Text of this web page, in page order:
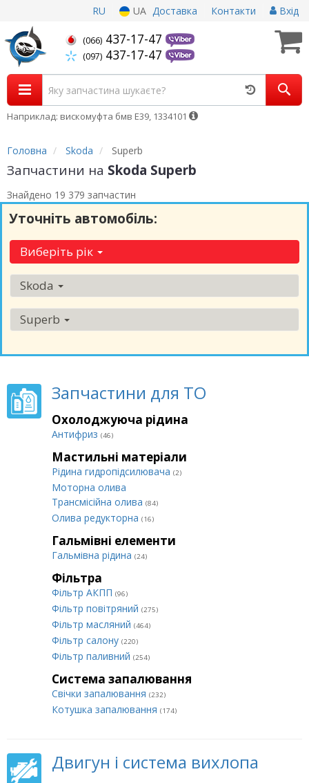
RU UA Доставка Контакти Вхід
(066) 437-17-47
(097) 437-17-47
Наприклад: вискомуфта бмв Е39, 1334101
Головна Skoda Superb
Запчастини на Skoda Superb
Знайдено 19 379 запчастин
Уточніть автомобіль:
Виберіть рік
Skoda
Superb
Запчастини для ТО
Охолоджуюча рідина
Антифриз (46)
Мастильні матеріали
Рідина гидропідсилювача (2)
Моторна олива
Трансмісійна олива (84)
Олива редукторна (16)
Гальмівні елементи
Гальмівна рідина (24)
Фільтра
Фільтр АКПП (96)
Фільтр повітряний (275)
Фільтр масляний (464)
Фільтр салону (220)
Фільтр паливний (254)
Система запалювання
Свічки запалювання (232)
Котушка запалювання (174)
Двигун і система вихлопа